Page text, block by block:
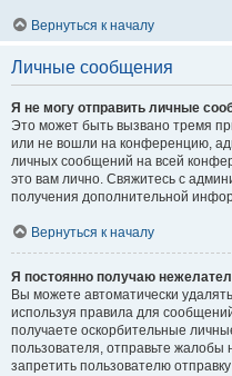
Вернуться к началу
Личные сообщения
Я не могу отправить личные
Это может быть вызвано тремя
или не вошли на конференцию,
личных сообщений на всей
это вам лично. Свяжитесь с
получения дополнительной
Вернуться к началу
Я постоянно получаю
Вы можете автоматически
используя правила для
получаете оскорбительные
пользователя, отправьте
запретить пользователю